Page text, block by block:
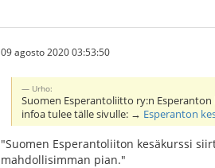
09 agosto 2020 03:53:50
Urho:
Suomen Esperantoliitto ry:n
infoa tulee tälle sivulle: → Esperanton
"Suomen Esperantoliiton kesäkurssi
mahdollisimman pian."